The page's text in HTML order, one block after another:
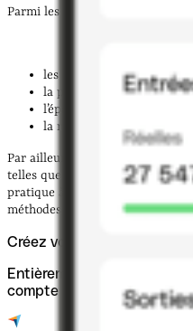
Parmi les
les troubles du sommeil ;
la préparation mentale ;
l’épanouissement personnel
la recherche d’un
Par ailleurs, certains
telles que la sophrologie
pratique à des contextes
méthodes comme l’
hypnose
Créez votre entreprise en
Entièrement numérique,
compte pro - créez avec